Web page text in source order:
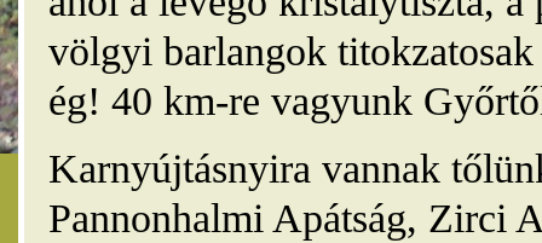
völgyi barlangok
ég! 40 km-re vagyunk
Karnyújtásnyira vannak
Pannonhalmi Apátság, Zirci